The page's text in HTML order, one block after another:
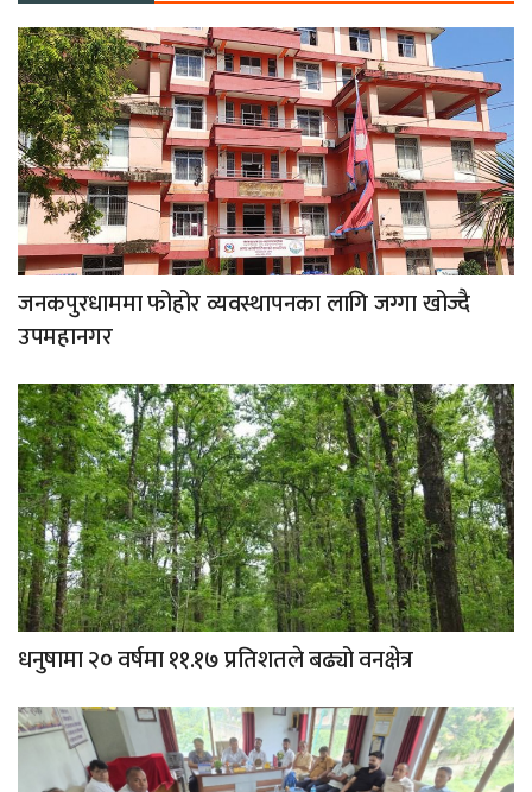
जनकपुरधाममा फोहोर व्यवस्थापनका लागि जग्गा खोज्दै
उपमहानगर
धनुषामा २० वर्षमा ११.१७ प्रतिशतले बढ्यो वनक्षेत्र